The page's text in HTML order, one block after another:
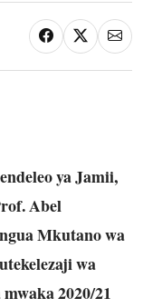
ya Jamii,
Abel
Mkutano wa
wa
2020/21